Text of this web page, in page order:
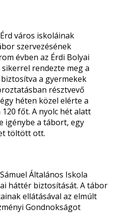
város iskoláinak
szervezésének
évben az Érdi Bolyai
rendezte meg a
a gyermekek
résztvevő
héten közel elérte a
főt. A nyolc hét alatt
igénybe a tábort, egy
töltött ott.
Általános Iskola
háttér biztosítását. A tábor
ellátásával az elmúlt
Gondnokságot